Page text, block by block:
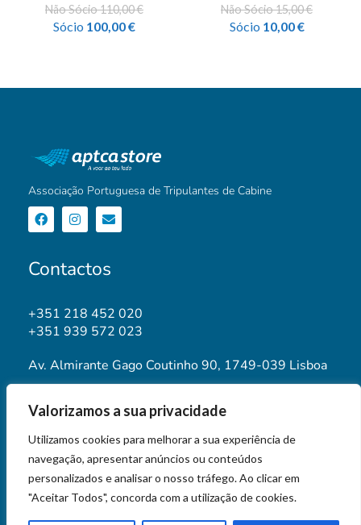
Valorizamos a sua privacidade
Utilizamos cookies para melhorar a sua experiência de
navegação, apresentar anúncios ou conteúdos
personalizados e analisar o nosso tráfego. Ao clicar em
"Aceitar Todos", concorda com a utilização de cookies.
Não Sócio110,00€
Sócio 100,00€
Não Sócio15,00€
Sócio 10,00€
Associação Portuguesa de Tripulantes de Cabine
Contactos
+351 218 452 020
+351 939 572 023
Av. Almirante Gago Coutinho 90, 1749-039 Lisboa
www.aptca.pt
© 2026 APTCA STORE